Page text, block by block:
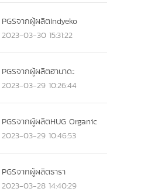
PGSจากผู้ผลิตIndyeko
2023-03-30 15:31:22
PGSจากผู้ผลิตฮานาดะ
2023-03-29 10:26:44
PGSจากผู้ผลิตHUG Organic
2023-03-29 10:46:53
PGSจากผู้ผลิตธารา
2023-03-28 14:40:29